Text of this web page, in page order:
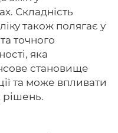
Складність
також полягає у
точного
яка
становище
та може впливати
рішень.